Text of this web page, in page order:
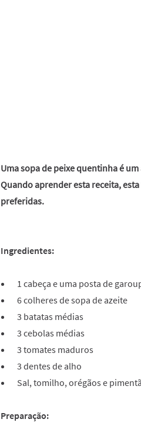
Uma sopa de peixe quentinha é
Quando aprender esta receita,
preferidas.
Ingredientes:
1 cabeça e uma posta de
6 colheres de sopa de azeite
3 batatas médias
3 cebolas médias
3 tomates maduros
3 dentes de alho
Sal, tomilho, orégãos e
Preparação: